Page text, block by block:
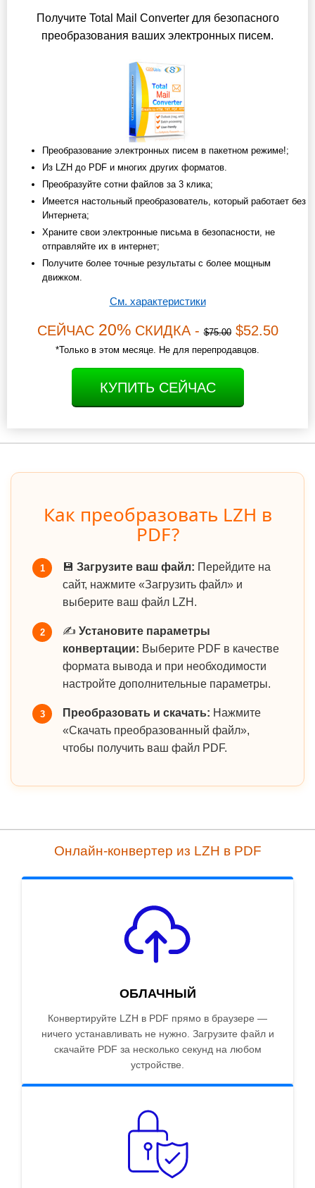
Получите Total Mail Converter для безопасного
преобразования ваших электронных писем.
Преобразование электронных писем в пакетном режиме!;
Из LZH до PDF и многих других форматов.
Преобразуйте сотни файлов за 3 клика;
Имеется настольный преобразователь, который работает без
Интернета;
Храните свои электронные письма в безопасности, не
отправляйте их в интернет;
Получите более точные результаты с более мощным
движком.
См. характеристики
СЕЙЧАС 20%СКИДКА -$75.00$52.50
*Только в этом месяце. Не для перепродавцов.
КУПИТЬ СЕЙЧАС
Как преобразовать LZH в
PDF?
1 💾 Загрузите ваш файл: Перейдите на
сайт, нажмите «Загрузить файл» и
выберите ваш файл LZH.
2 ✍️ Установите параметры
конвертации: Выберите PDF в качестве
формата вывода и при необходимости
настройте дополнительные параметры.
3 Преобразовать и скачать: Нажмите
«Скачать преобразованный файл»,
чтобы получить ваш файл PDF.
Онлайн-конвертер из LZH в PDF
ОБЛАЧНЫЙ
Конвертируйте LZH в PDF прямо в браузере —
ничего устанавливать не нужно. Загрузите файл и
скачайте PDF за несколько секунд на любом
устройстве.